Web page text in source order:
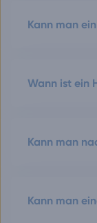
Kann man
Wann ist ein
Kann man
Kann man